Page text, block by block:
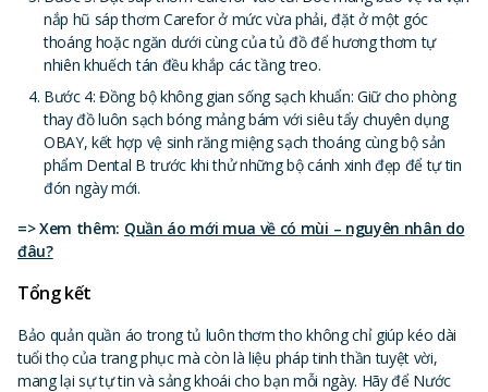
nắp hũ sáp thơm Carefor ở mức vừa phải, đặt ở một góc
thoáng hoặc ngăn dưới cùng của tủ đồ để hương thơm tự
nhiên khuếch tán đều khắp các tầng treo.
Bước 4: Đồng bộ không gian sống sạch khuẩn: Giữ cho phòng
thay đồ luôn sạch bóng mảng bám với siêu tẩy chuyên dụng
OBAY, kết hợp vệ sinh răng miệng sạch thoáng cùng bộ sản
phẩm Dental B trước khi thử những bộ cánh xinh đẹp để tự tin
đón ngày mới.
=> Xem thêm: Quần áo mới mua về có mùi – nguyên nhân do
đâu?
Tổng kết
Bảo quản quần áo trong tủ luôn thơm tho không chỉ giúp kéo dài
tuổi thọ của trang phục mà còn là liệu pháp tinh thần tuyệt vời,
mang lại sự tự tin và sảng khoái cho bạn mỗi ngày. Hãy để Nước